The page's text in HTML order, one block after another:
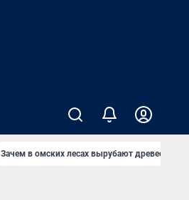
Зачем в омских лесах вырубают древесину